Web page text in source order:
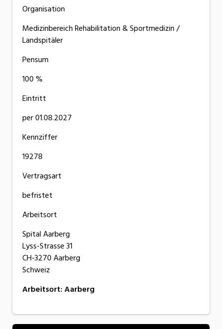
Organisation
Medizinbereich Rehabilitation & Sportmedizin /
Landspitäler
Pensum
100 %
Eintritt
per 01.08.2027
Kennziffer
19278
Vertragsart
befristet
Arbeitsort
Spital Aarberg
Lyss-Strasse 31
CH-3270 Aarberg
Schweiz
Arbeitsort:Aarberg